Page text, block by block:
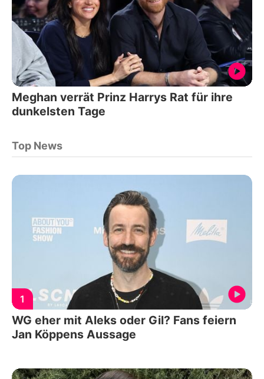
Meghan verrät Prinz Harrys Rat für ihre
dunkelsten Tage
Top News
1
WG eher mit Aleks oder Gil? Fans feiern
Jan Köppens Aussage